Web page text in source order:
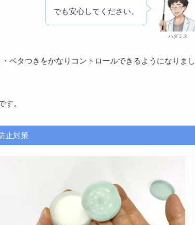
ハダミス
でも安心してください。
ベタつきをかなりコントロールできるようになりまし
。
止対策